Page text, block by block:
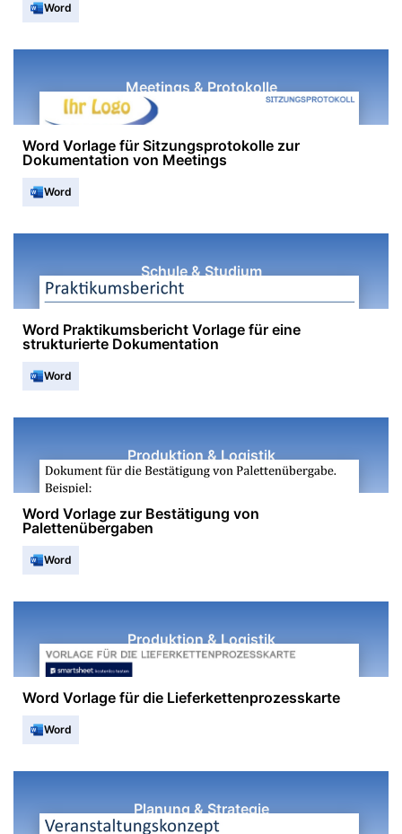
Word
Meetings & Protokolle
Word Vorlage für Sitzungsprotokolle zur
Dokumentation von Meetings
Word
Schule & Studium
Word Praktikumsbericht Vorlage für eine
strukturierte Dokumentation
Word
Produktion & Logistik
Word Vorlage zur Bestätigung von
Palettenübergaben
Word
Produktion & Logistik
Word Vorlage für die Lieferkettenprozesskarte
Word
Planung & Strategie